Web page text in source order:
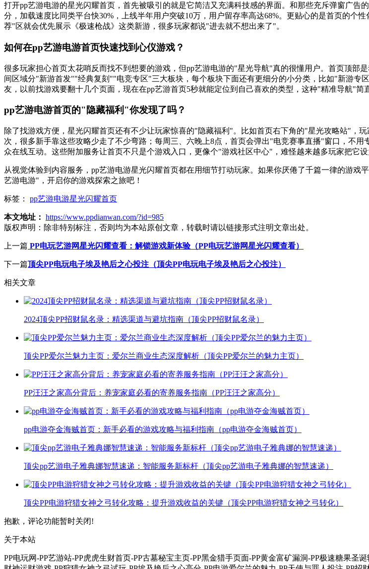
打开pp艺游电游的星光闪耀首页，首先被吸引的就是它简洁又充满科技感的界面。和那些充斥弹窗广
分，加载速度比同类平台快30%，上线半年用户突破10万，用户留存率高达68%。更贴心的是首页的个
荐"区就会优先展示《极速枪战》这类新游，很多玩家都说"进去就不想出来了"。
如何在pp艺游电游首页快速找到心仪游戏？
很多玩家担心首页太花哨反而找不到想要的游戏，但pp艺游电游的"星光导航"真的很懂用户。首页顶部
间区域分"新游首发""经典复刻""电竞专区"三大板块，每个板块下面还有更细分的小分类，比如"新游专
友，以前找游戏要翻十几个页面，现在在pp艺游首页5秒就能定位到自己喜欢的类型，这种"精准导航"简
pp艺游电游首页的"隐藏福利"你发现了吗？
除了找游戏方便，星光闪耀首页还有不少让玩家惊喜的"隐藏福利"。比如首页右下角的"星光攻略站"，
次，很多新手靠这些攻略少走了不少弯路；每周三、六晚上8点，首页会弹出"电竞赛事直播"窗口，不
众在线互动。这些附加服务让首页不只是个游戏入口，更像个"游戏社区中心"，难怪越来越多玩家把它设
从视觉体验到内容服务，pp艺游电游星光闪耀首页都在用细节打动玩家。如果你厌倦了千篇一律的游
艺游电游"，开启你的游戏探索之旅吧！
标签： pp艺游电游星光闪耀首页
本文地址： https://www.ppdianwan.com/?id=985
版权声明： 除非特别标注，否则均为本站原创文章，转载时请以链接形式注明文章出处。
上一篇 PP电玩艺游网星光闪耀查看：解锁游戏新体验（PP电玩艺游网星光闪耀查看）
下一篇顶尖PP电玩电子埃及艳后之心投注（顶尖PP电玩电子埃及艳后之心投注）
相关文章
2024顶尖PP招财鼠名录：精选渠道与避坑指南（顶尖PP招财鼠名录）
顶尖PP爱尔兰魅力主页：爱尔兰商业生态深度解析（顶尖PP爱尔兰的魅力主页）
PP汪汪之家高分背后：养宠家庭必看的寄养服务指南（PP汪汪之家高分）
pp电游夺金海贼首页：新手必看的游戏攻略与福利指南（pp电游夺金海贼首页）
顶尖pp艺游电子雅典娜智慧速递：智能服务新标杆（顶尖pp艺游电子雅典娜的智慧速递）
顶尖PP电游狩猎女神之弓转化攻略：提升游戏收益的关键（顶尖PP电游狩猎女神之弓转化）
抱歉，评论功能暂时关闭!
关于本站
PP电玩网-PP艺游站-PP虎虎生财首页-PP古墓秘宝主页-PP黑金猎手页面-PP黄金富矿漏洞-PP极速糖果圣